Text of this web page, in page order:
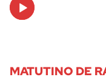
Player
MATUTINO DE